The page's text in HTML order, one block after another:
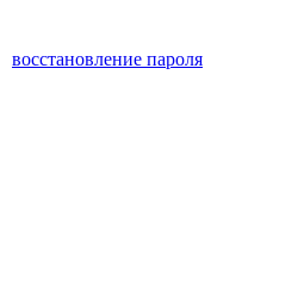
восстановление пароля